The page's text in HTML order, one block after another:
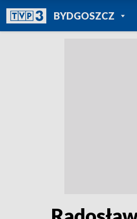
BYDGOSZCZ
POWRÓT
TVP